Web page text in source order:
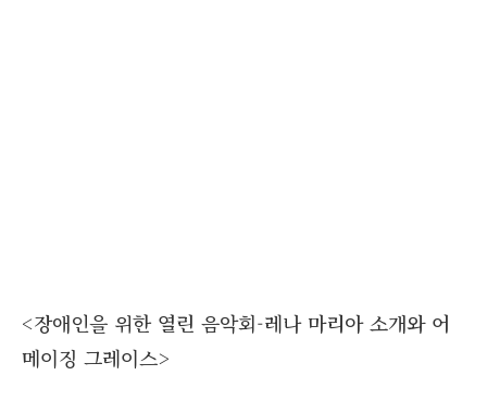
<장애인을 위한 열린 음악회-레나 마리아 소개와 어
메이징 그레이스>